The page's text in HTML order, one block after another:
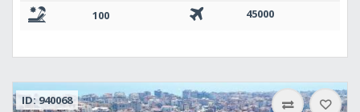
100
45000
ID: 940068